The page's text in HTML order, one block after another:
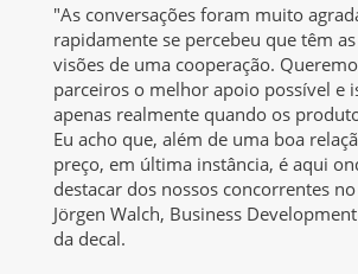
"As conversações foram muito
rapidamente se percebeu que têm
visões de uma cooperação.
parceiros o melhor apoio possível e
apenas realmente quando os
Eu acho que, além de uma boa
preço, em última instância, é aqui
destacar dos nossos concorrentes
Jörgen Walch, Business
da decal.